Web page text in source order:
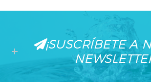
¡SUSCRÍBETE A